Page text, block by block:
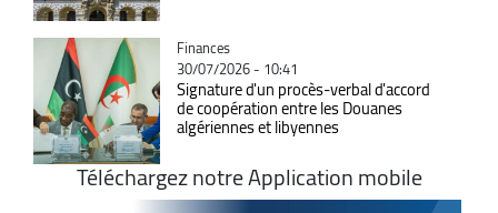
Catégorie
Finances
30/07/2026 - 10:41
Signature d'un procès-verbal d'accord
de coopération entre les Douanes
algériennes et libyennes
Téléchargez notre Application mobile